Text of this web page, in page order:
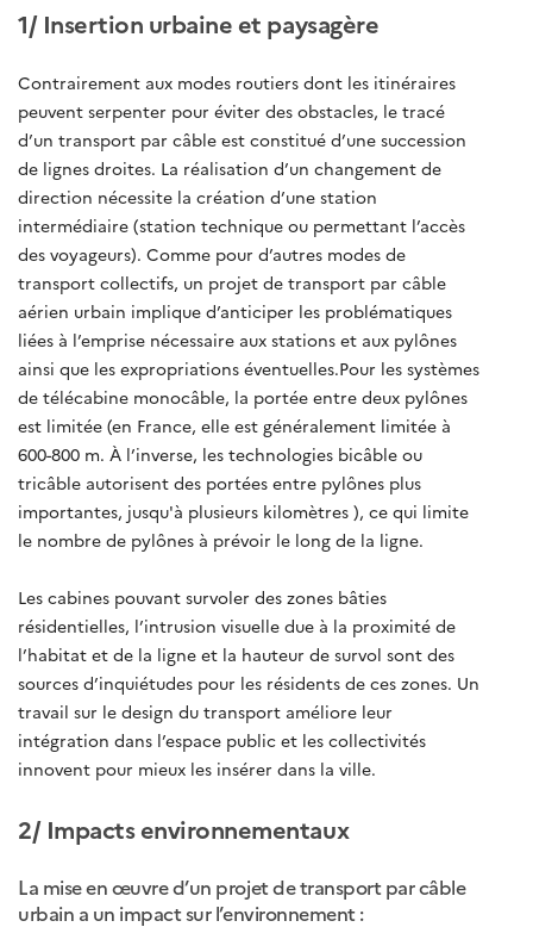
1/ Insertion urbaine et paysagère
Contrairement aux modes routiers dont les itinéraires
peuvent serpenter pour éviter des obstacles, le tracé
d’un transport par câble est constitué d’une succession
de lignes droites. La réalisation d’un changement de
direction nécessite la création d’une station
intermédiaire (station technique ou permettant l’accès
des voyageurs). Comme pour d’autres modes de
transport collectifs, un projet de transport par câble
aérien urbain implique d’anticiper les problématiques
liées à l’emprise nécessaire aux stations et aux pylônes
ainsi que les expropriations éventuelles.Pour les systèmes
de télécabine monocâble, la portée entre deux pylônes
est limitée (en France, elle est généralement limitée à
600-800 m. À l’inverse, les technologies bicâble ou
tricâble autorisent des portées entre pylônes plus
importantes, jusqu'à plusieurs kilomètres ), ce qui limite
le nombre de pylônes à prévoir le long de la ligne.
Les cabines pouvant survoler des zones bâties
résidentielles, l’intrusion visuelle due à la proximité de
l’habitat et de la ligne et la hauteur de survol sont des
sources d’inquiétudes pour les résidents de ces zones. Un
travail sur le design du transport améliore leur
intégration dans l’espace public et les collectivités
innovent pour mieux les insérer dans la ville.
2/ Impacts environnementaux
La mise en œuvre d’un projet de transport par câble
urbain a un impact sur l’environnement :